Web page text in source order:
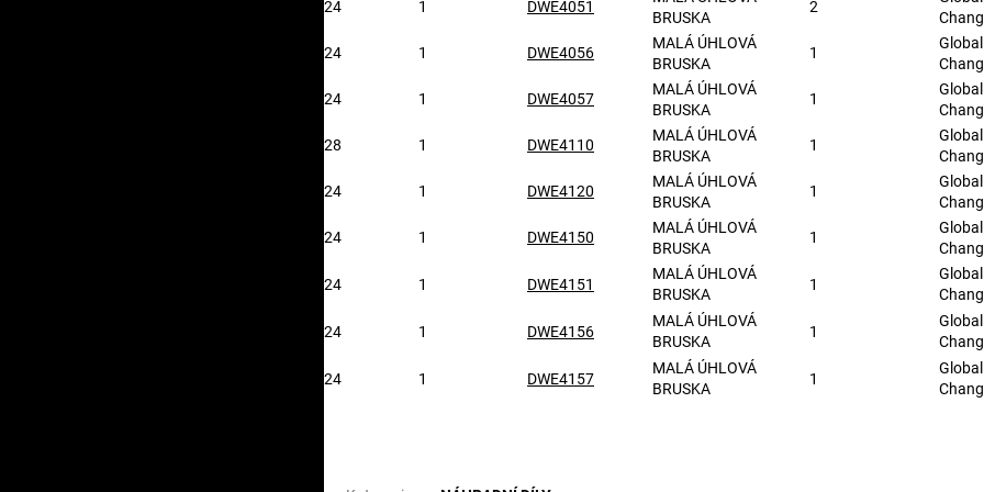
24 1 DWE4051
BRUSKA
2
24 1 DWE4056
MALÁ ÚHLOVÁ
BRUSKA
1
Global
24 1 DWE4057
MALÁ ÚHLOVÁ
BRUSKA
1
Global
28 1 DWE4110
MALÁ ÚHLOVÁ
BRUSKA
1
Global
24 1 DWE4120
MALÁ ÚHLOVÁ
BRUSKA
1
Global
24 1 DWE4150
MALÁ ÚHLOVÁ
BRUSKA
1
Global
24 1 DWE4151
MALÁ ÚHLOVÁ
BRUSKA
1
Global
24 1 DWE4156
MALÁ ÚHLOVÁ
BRUSKA
1
Global
24 1 DWE4157
MALÁ ÚHLOVÁ
BRUSKA
1
Global